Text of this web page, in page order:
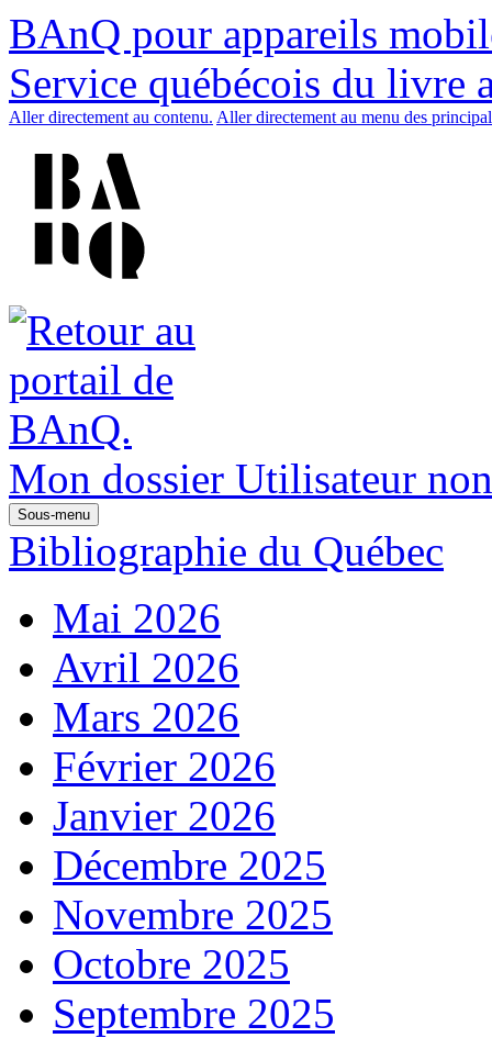
BAnQ pour appareils
Service québécois du livre
Aller directement au contenu. Aller directement au menu des
Mon dossier Utilisateur
Sous-menu
Bibliographie du Québec
Mai 2026
Avril 2026
Mars 2026
Février 2026
Janvier 2026
Décembre 2025
Novembre 2025
Octobre 2025
Septembre 2025